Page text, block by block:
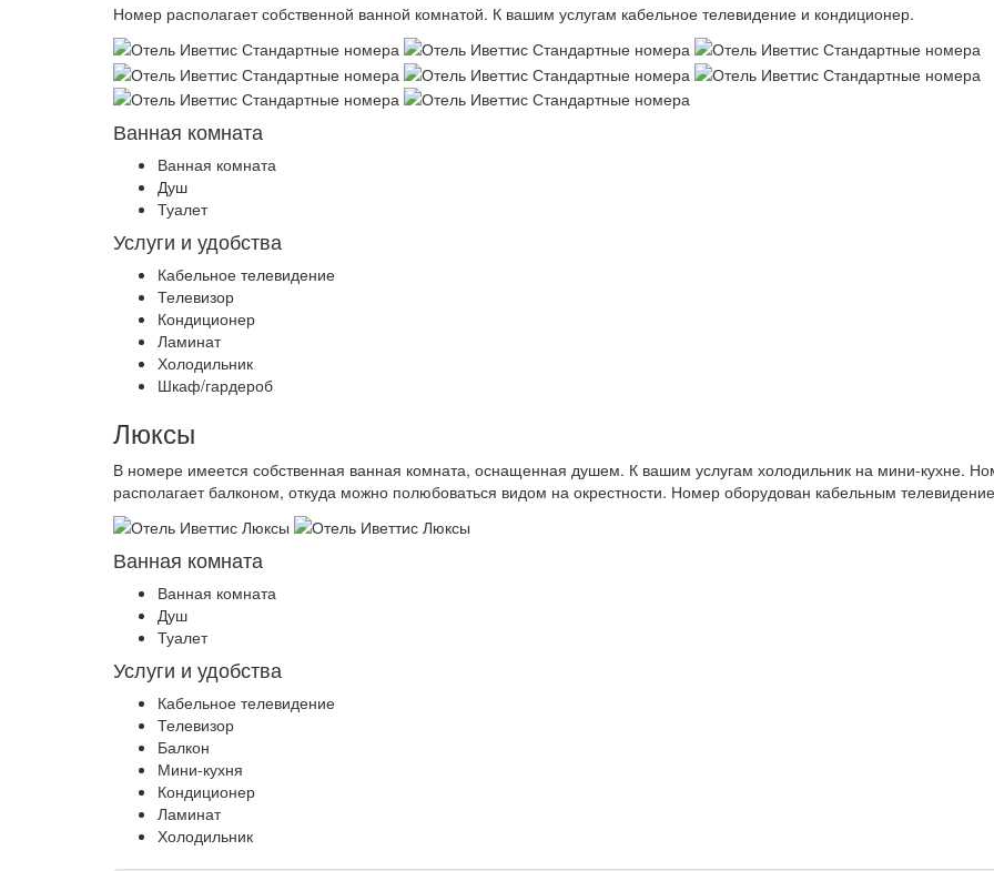
Номер располагает собственной ванной комнатой. К вашим услугам кабельное телевидение и кондиционер.
Ванная комната
Ванная комната
Душ
Туалет
Услуги и удобства
Кабельное телевидение
Телевизор
Кондиционер
Ламинат
Холодильник
Шкаф/гардероб
Люксы
В номере имеется собственная ванная комната, оснащенная душем. К вашим услугам холодильник на мини-кухне.
располагает балконом, откуда можно полюбоваться видом на окрестности. Номер оборудован кабельным
Ванная комната
Ванная комната
Душ
Туалет
Услуги и удобства
Кабельное телевидение
Телевизор
Балкон
Мини-кухня
Кондиционер
Ламинат
Холодильник